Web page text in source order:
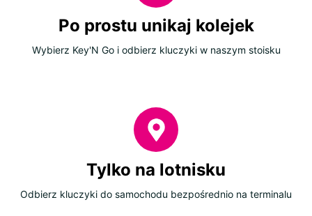
Po prostu unikaj kolejek
Wybierz Key'N Go i odbierz kluczyki w naszym stoisku
Tylko na lotnisku
Odbierz kluczyki do samochodu bezpośrednio na terminalu